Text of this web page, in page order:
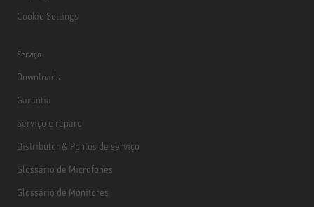
Cookie Settings
Serviço
Downloads
Garantia
Serviço e reparo
Distributor & Pontos de serviço
Glossário de Microfones
Glossário de Monitores